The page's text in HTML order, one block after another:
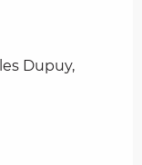
Dupuy,